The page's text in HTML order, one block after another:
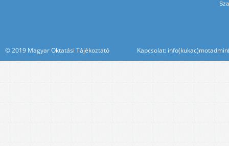
© 2019 Magyar Oktatási Tájékoztató Kapcsolat: